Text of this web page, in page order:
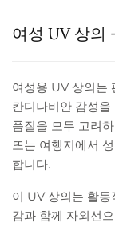
여성 UV 상의
여성용 UV 상의는
칸디나비안 감성
품질을 모두 고려
또는 여행지에서
합니다.
이 UV 상의는 활
감과 함께 자외선